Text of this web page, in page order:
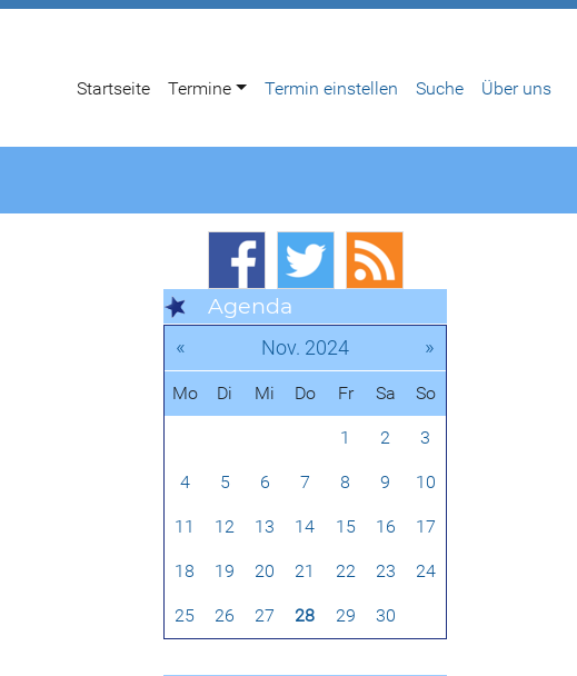
Startseite Termine Termin einstellen Suche Über uns
Agenda
« Nov. 2024 »
Mo Di Mi Do Fr Sa So
1 2 3
4 5 6 7 8 9 10
11 12 13 14 15 16 17
18 19 20 21 22 23 24
25 26 27 28 29 30